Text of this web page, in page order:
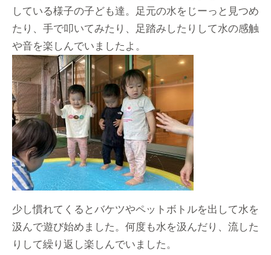
している様子の子ども達。足元の水をじーっと見つめ
たり、手で叩いてみたり、足踏みしたりして水の感触
や音を楽しんでいましたよ。
少し慣れてくるとバケツやペットボトルを出して水を
汲んで遊び始めました。何度も水を汲んだり、流した
りして繰り返し楽しんでいました。